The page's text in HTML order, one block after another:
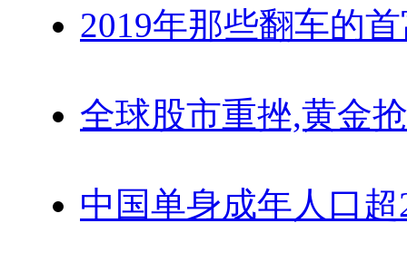
2019年那些翻车的
全球股市重挫,黄金
中国单身成年人口超